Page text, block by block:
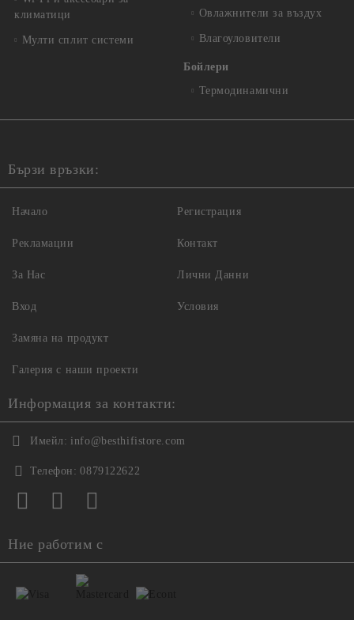
климатици
Мулти сплит системи
Овлажнители за въздух
Влагоуловители
Бойлери
Термодинамични
Бързи връзки:
Начало
Рекламации
За Нас
Вход
Регистрация
Контакт
Лични Данни
Условия
Замяна на продукт
Галерия с наши проекти
Информация за контакти:
Имейл: info@besthifistore.com
Телефон: 0879122622
Ние работим с